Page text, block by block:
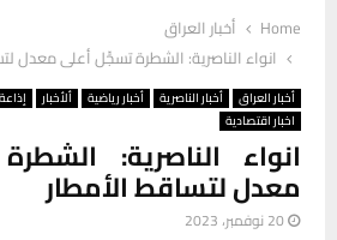
Home
أخبار العراق
انواء الناصرية: الشطرة تسجِّل أعلى معدل
أخبار العراق أخبار الناصرية أخبار رياضية ألأخبار
اخبار اقتصادية
انواء الناصرية:
معدل لتساقط الأمطار
20 نوفمبر، 2023